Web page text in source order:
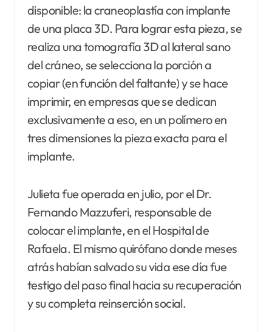
disponible: la craneoplastía con implante
de una placa 3D. Para lograr esta pieza, se
realiza una tomografía 3D al lateral sano
del cráneo, se selecciona la porción a
copiar (en función del faltante) y se hace
imprimir, en empresas que se dedican
exclusivamente a eso, en un polímero en
tres dimensiones la pieza exacta para el
implante.
Julieta fue operada en julio, por el Dr.
Fernando Mazzuferi, responsable de
colocar el implante, en el Hospital de
Rafaela. El mismo quirófano donde meses
atrás habían salvado su vida ese día fue
testigo del paso final hacia su recuperación
y su completa reinserción social.